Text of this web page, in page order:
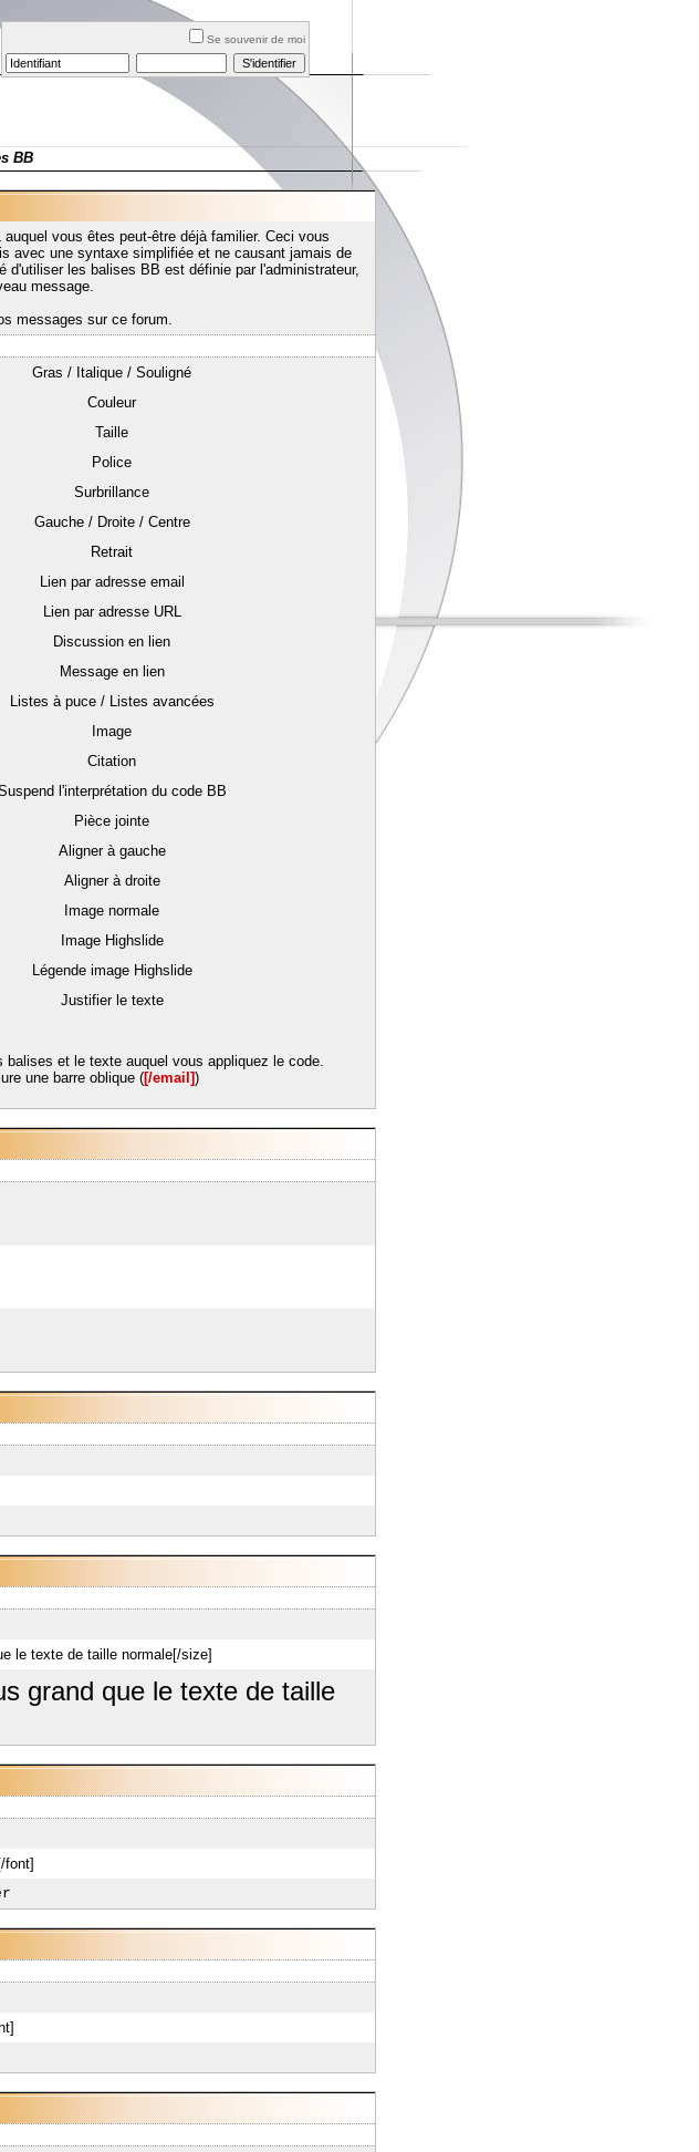
Se souvenir de moi
BB
vous êtes peut-être déjà familier. Ceci vous
avec une syntaxe simplifiée et ne causant jamais de
les balises BB est définie par l'administrateur,
message.
messages sur ce forum.
Gras / Italique / Souligné
Couleur
Taille
Police
Surbrillance
Gauche / Droite / Centre
Retrait
Lien par adresse email
Lien par adresse URL
Discussion en lien
Message en lien
Listes à puce / Listes avancées
Image
Citation
l'interprétation du code BB
Pièce jointe
Aligner à gauche
Aligner à droite
Image normale
Image Highslide
Légende image Highslide
Justifier le texte
balises et le texte auquel vous appliquez le code.
une barre oblique ([/email])
le texte de taille normale[/size]
grand que le texte de taille
font]